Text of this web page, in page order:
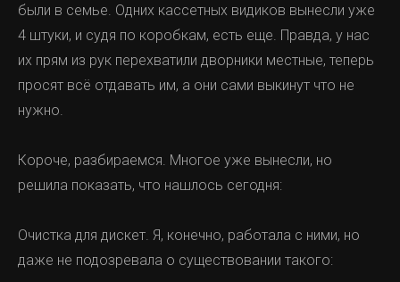
были в семье. Одних кассетных видиков вынесли уже
4 штуки, и судя по коробкам, есть еще. Правда, у нас
их прям из рук перехватили дворники местные, теперь
просят всё отдавать им, а они сами выкинут что не
нужно.
Короче, разбираемся. Многое уже вынесли, но
решила показать, что нашлось сегодня:
Очистка для дискет. Я, конечно, работала с ними, но
даже не подозревала о существовании такого: